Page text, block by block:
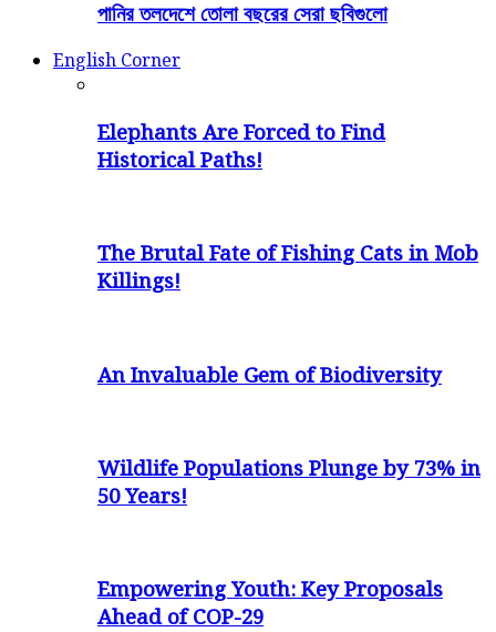
পানির তলদেশে তোলা বছরের সেরা ছবিগুলো
English Corner
Elephants Are Forced to Find
Historical Paths!
The Brutal Fate of Fishing Cats in Mob
Killings!
An Invaluable Gem of Biodiversity
Wildlife Populations Plunge by 73% in
50 Years!
Empowering Youth: Key Proposals
Ahead of COP-29